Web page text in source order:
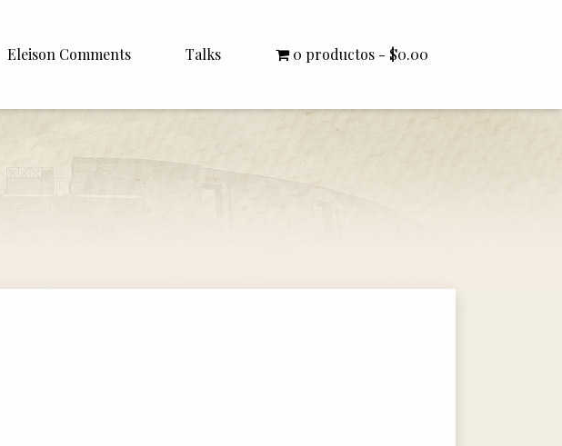
Eleison Comments Talks
Bishop Williamson
Literature Seminars
0 productos $0.00